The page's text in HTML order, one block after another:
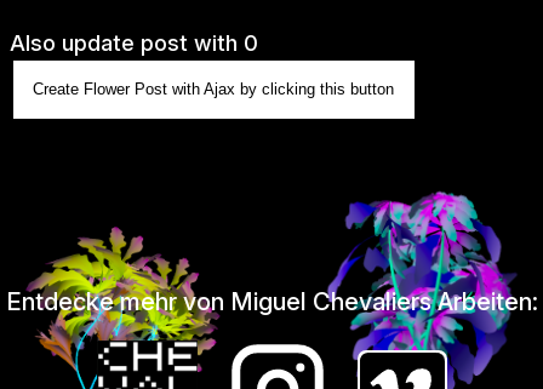
Also update post with 0
Create Flower Post with Ajax by clicking this button
Entdecke mehr von Miguel Chevaliers Arbeiten: